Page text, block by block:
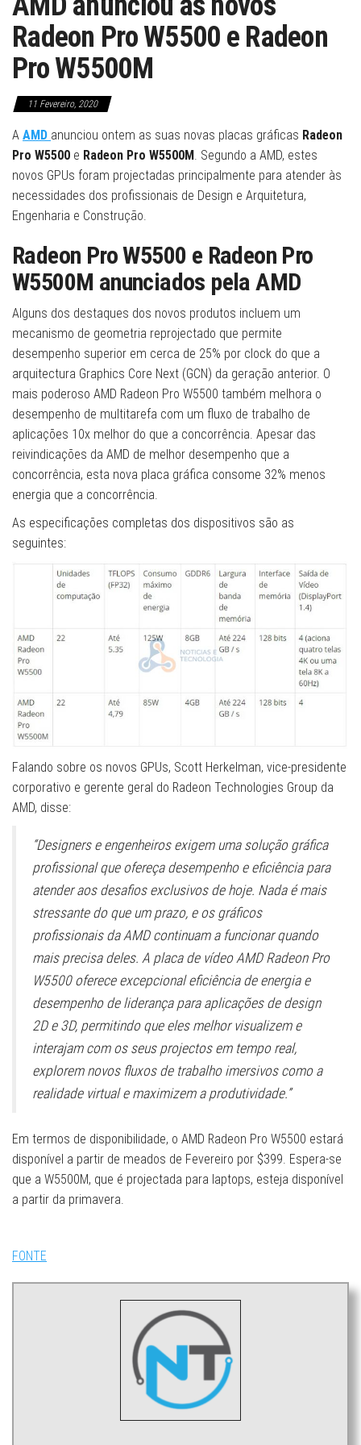
Radeon Pro W5500 e Radeon
Pro W5500M
11 Fevereiro, 2020
A AMD anunciou ontem as suas novas placas gráficas Radeon
Pro W5500 e Radeon Pro W5500M . Segundo a AMD, estes
novos GPUs foram projectadas principalmente para atender às
necessidades dos profissionais de Design e Arquitetura,
Engenharia e Construção.
Radeon Pro W5500 e Radeon Pro
W5500M anunciados pela AMD
Alguns dos destaques dos novos produtos incluem um
mecanismo de geometria reprojectado que permite
desempenho superior em cerca de 25% por clock do que a
arquitectura Graphics Core Next (GCN) da geração anterior. O
mais poderoso AMD Radeon Pro W5500 também melhora o
desempenho de multitarefa com um fluxo de trabalho de
aplicações 10x melhor do que a concorrência. Apesar das
reivindicações da AMD de melhor desempenho que a
concorrência, esta nova placa gráfica consome 32% menos
energia que a concorrência.
As especificações completas dos dispositivos são as
seguintes:
Falando sobre os novos GPUs, Scott Herkelman, vice-presidente
corporativo e gerente geral do Radeon Technologies Group da
AMD, disse:
“Designers e engenheiros exigem uma solução gráfica
profissional que ofereça desempenho e eficiência para
atender aos desafios exclusivos de hoje. Nada é mais
stressante do que um prazo, e os gráficos
profissionais da AMD continuam a funcionar quando
mais precisa deles. A placa de vídeo AMD Radeon Pro
W5500 oferece excepcional eficiência de energia e
desempenho de liderança para aplicações de design
2D e 3D, permitindo que eles melhor visualizem e
interajam com os seus projectos em tempo real,
explorem novos fluxos de trabalho imersivos como a
realidade virtual e maximizem a produtividade.”
Em termos de disponibilidade, o AMD Radeon Pro W5500 estará
disponível a partir de meados de Fevereiro por $399. Espera-se
que a W5500M, que é projectada para laptops, esteja disponível
a partir da primavera.
FONTE